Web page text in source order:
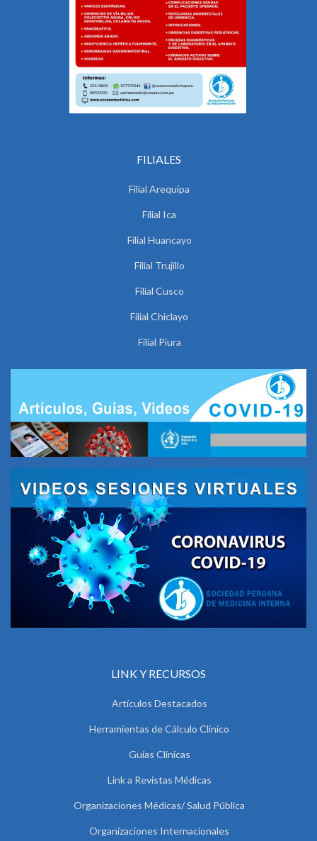
FILIALES
Filial Arequipa
Filial Ica
Filial Huancayo
Filial Trujillo
Filial Cusco
Filial Chiclayo
Filial Piura
LINK Y RECURSOS
Artículos Destacados
Herramientas de Cálculo Clínico
Guías Clínicas
Link a Revistas Médicas
Organizaciones Médicas/ Salud Pública
Organizaciones Internacionales